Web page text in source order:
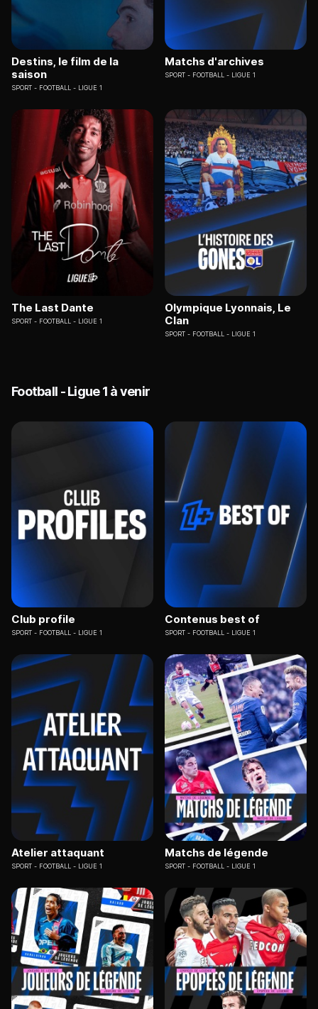
Destins, le film de la
saison
SPORT FOOTBALL - LIGUE 1
Matchs d'archives
SPORT FOOTBALL - LIGUE 1
The Last Dante
SPORT FOOTBALL - LIGUE 1
Olympique Lyonnais, Le
Clan
SPORT FOOTBALL - LIGUE 1
Football - Ligue 1 à venir
Club profile
SPORT FOOTBALL - LIGUE 1
Contenus best of
SPORT FOOTBALL - LIGUE 1
Atelier attaquant
SPORT FOOTBALL - LIGUE 1
Matchs de légende
SPORT FOOTBALL - LIGUE 1